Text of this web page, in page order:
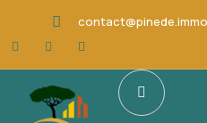
contact@pinede.immo